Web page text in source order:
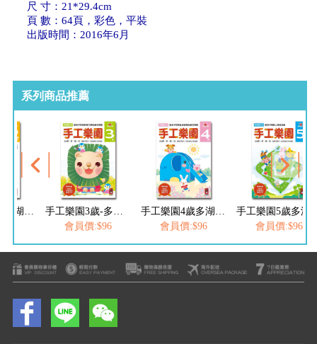
尺 寸：21*29.4cm
頁 數：64頁，彩色，平裝
出版時間：2016年6月
系列商品推薦
會員價:$96
會員價:$96
會員價:$96